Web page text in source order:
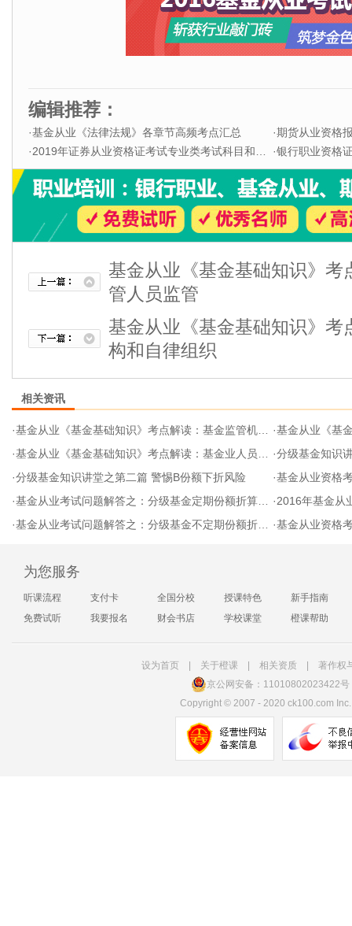
编辑推荐：
·基金从业《法律法规》各章节高频考点汇总 ·期货从业资格
·2019年证券从业资格证考试专业类考试科目和题型 ·银行职业资格证
基金从业《基金基础知识》考
管人员监管
基金从业《基金基础知识》考
构和自律组织
相关资讯
·基金从业《基金基础知识》考点解读：基金监管机构和自律组织 ·基金从业《基金基
·基金从业《基金基础知识》考点解读：基金业人员离任审计及审查 ·分级基金知识
·分级基金知识讲堂之第二篇 警惕B份额下折风险 ·基金从业资格
·基金从业考试问题解答之：分级基金定期份额折算的基本概念 ·2016年基金从
·基金从业考试问题解答之：分级基金不定期份额折算的基本概念 ·基金从业资格
为您服务
听课流程 支付卡 全国分校 授课特色
新手指南
免费试听
我要报名 财会书店 学校课堂 橙课帮助
设为首页| 关于橙课| 相关资质
著作权
京公网安备：11010802023422号
Copyright ©2007 - 2020 ck100.com